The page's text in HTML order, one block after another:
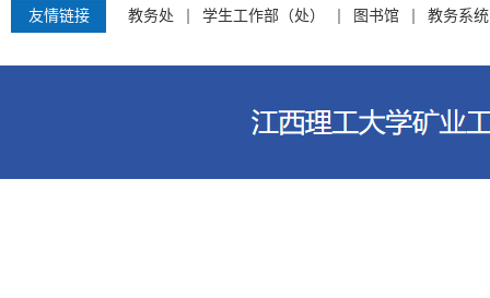
友情链接 教务处 学生工作部（处） 图书馆 教务系统